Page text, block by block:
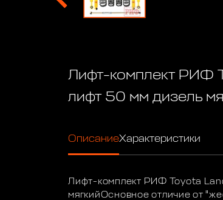
Лифт-комплект РИФ
лифт 50 мм дизель
ОписаниеХарактеристики
Лифт-комплект РИФ Toyota
мягкийОсновное отличие от